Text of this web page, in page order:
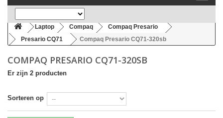
Laptop Compaq
Compaq Presario
Presario CQ71
Compaq Presario CQ71-320sb
COMPAQ PRESARIO CQ71-320SB
Er zijn 2 producten
Sorteren op